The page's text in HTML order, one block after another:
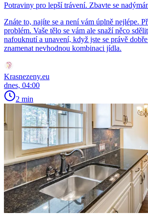
Potraviny pro lepší trávení. Zbavte se
Znáte to, najíte se a není vám úplně nejlépe.
problém. Vaše tělo se vám ale snaží něco
nafouknutí a unavení, když jste se právě
znamenat nevhodnou kombinaci jídla.
Krasnezeny.eu
dnes, 04:00
2 min